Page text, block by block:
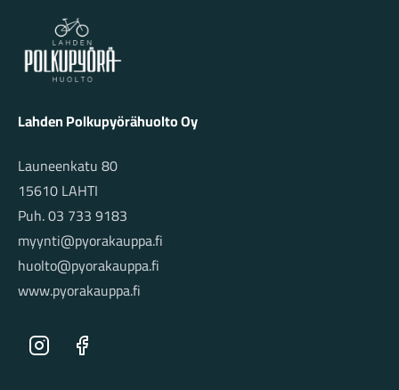
Lahden Polkupyörähuolto - etusivulle
Lahden Polkupyörähuolto Oy
Launeenkatu 80
15610 LAHTI
Puh. 03 733 9183
myynti@pyorakauppa.fi
huolto@pyorakauppa.fi
www.pyorakauppa.fi
Instagram Facebook